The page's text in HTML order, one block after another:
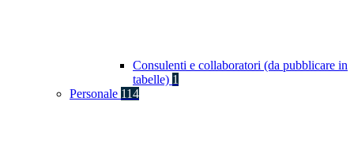
Consulenti e collaboratori (da pubblicare in
tabelle) 1
Personale 114